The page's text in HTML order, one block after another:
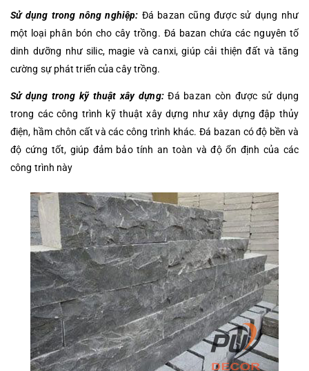
Sử dụng trong nông nghiệp: Đá bazan cũng được sử dụng như
một loại phân bón cho cây trồng. Đá bazan chứa các nguyên tố
dinh dưỡng như silic, magie và canxi, giúp cải thiện đất và tăng
cường sự phát triển của cây trồng.
Sử dụng trong kỹ thuật xây dựng:Đá bazan còn được sử dụng
trong các công trình kỹ thuật xây dựng như xây dựng đập thủy
điện, hầm chôn cất và các công trình khác. Đá bazan có độ bền và
độ cứng tốt, giúp đảm bảo tính an toàn và độ ổn định của các
công trình này